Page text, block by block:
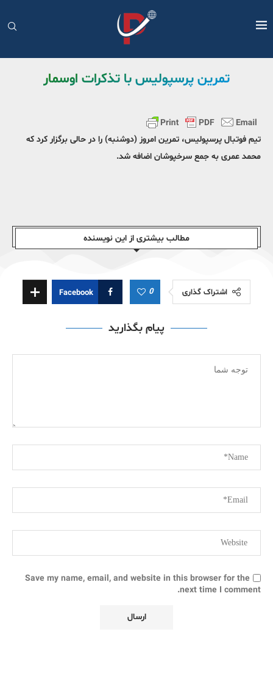
تمرین پرسپولیس با تذکرات اوسمار
تیم فوتبال پرسپولیس، تمرین امروز (دوشنبه) را در حالی برگزار کرد که
محمد عمری به جمع سرخپوشان اضافه شد.
مطالب بیشتری از این نویسندە
اشتراک گذاری 0
Facebook
پیام بگذارید
Save my name, email, and website in this browser for the
next time I comment.